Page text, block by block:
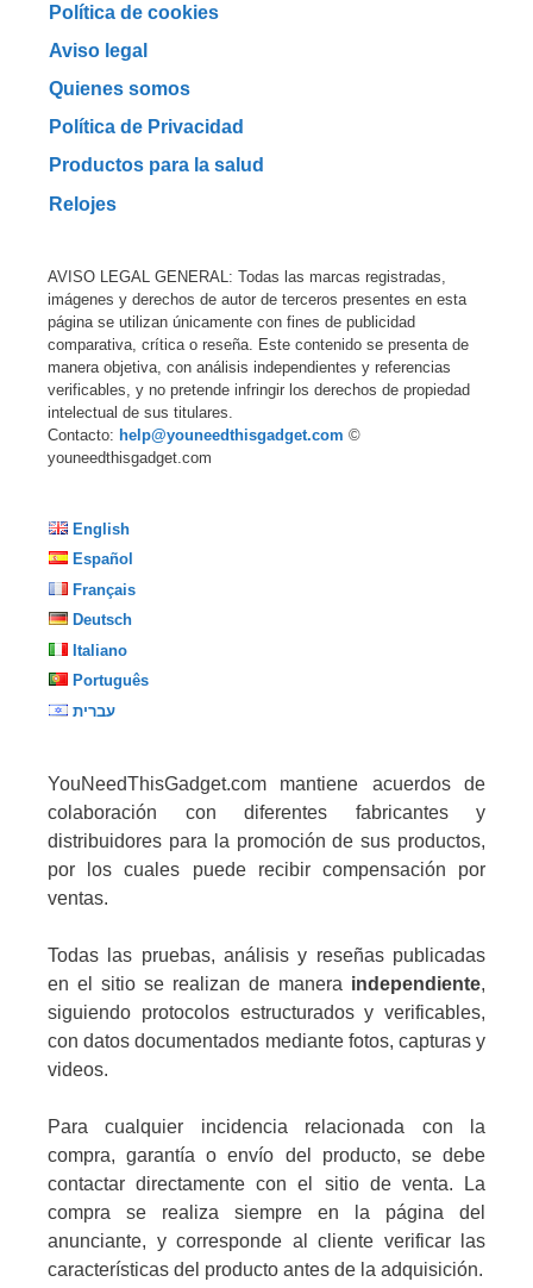
Política de cookies
Aviso legal
Quienes somos
Política de Privacidad
Productos para la salud
Relojes
AVISO LEGAL GENERAL: Todas las marcas registradas,
imágenes y derechos de autor de terceros presentes en esta
página se utilizan únicamente con fines de publicidad
comparativa, crítica o reseña. Este contenido se presenta de
manera objetiva, con análisis independientes y referencias
verificables, y no pretende infringir los derechos de propiedad
intelectual de sus titulares.
Contacto: help@youneedthisgadget.com ©
youneedthisgadget.com
English
Español
Français
Deutsch
Italiano
Português
עברית
YouNeedThisGadget.com mantiene acuerdos de
colaboración con diferentes fabricantes y
distribuidores para la promoción de sus productos,
por los cuales puede recibir compensación por
ventas.
Todas las pruebas, análisis y reseñas publicadas
en el sitio se realizan de manera independiente,
siguiendo protocolos estructurados y verificables,
con datos documentados mediante fotos, capturas y
videos.
Para cualquier incidencia relacionada con la
compra, garantía o envío del producto, se debe
contactar directamente con el sitio de venta. La
compra se realiza siempre en la página del
anunciante, y corresponde al cliente verificar las
características del producto antes de la adquisición.